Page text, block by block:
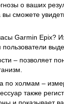
о ваших
вы сможете
Garmin Epix?
– позволяет
по холмам –
также